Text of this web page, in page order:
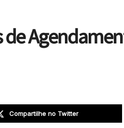
de
Compartilhe no Twitter